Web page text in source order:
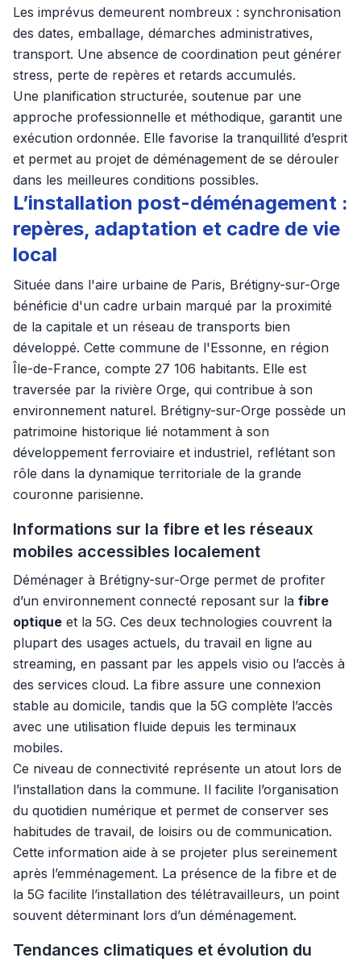
Les imprévus demeurent nombreux : synchronisation
des dates, emballage, démarches administratives,
transport. Une absence de coordination peut générer
stress, perte de repères et retards accumulés.
Une planification structurée, soutenue par une
approche professionnelle et méthodique, garantit une
exécution ordonnée. Elle favorise la tranquillité d’esprit
et permet au projet de déménagement de se dérouler
dans les meilleures conditions possibles.
L’installation post-déménagement :
repères, adaptation et cadre de vie
local
Située dans l'aire urbaine de Paris, Brétigny-sur-Orge
bénéficie d'un cadre urbain marqué par la proximité
de la capitale et un réseau de transports bien
développé. Cette commune de l'Essonne, en région
Île-de-France, compte 27 106 habitants. Elle est
traversée par la rivière Orge, qui contribue à son
environnement naturel. Brétigny-sur-Orge possède un
patrimoine historique lié notamment à son
développement ferroviaire et industriel, reflétant son
rôle dans la dynamique territoriale de la grande
couronne parisienne.
Informations sur la fibre et les réseaux
mobiles accessibles localement
Déménager à Brétigny-sur-Orge permet de profiter
d’un environnement connecté reposant sur la fibre
optique et la 5G. Ces deux technologies couvrent la
plupart des usages actuels, du travail en ligne au
streaming, en passant par les appels visio ou l’accès à
des services cloud. La fibre assure une connexion
stable au domicile, tandis que la 5G complète l’accès
avec une utilisation fluide depuis les terminaux
mobiles.
Ce niveau de connectivité représente un atout lors de
l’installation dans la commune. Il facilite l’organisation
du quotidien numérique et permet de conserver ses
habitudes de travail, de loisirs ou de communication.
Cette information aide à se projeter plus sereinement
après l’emménagement. La présence de la fibre et de
la 5G facilite l’installation des télétravailleurs, un point
souvent déterminant lors d’un déménagement.
Tendances climatiques et évolution du